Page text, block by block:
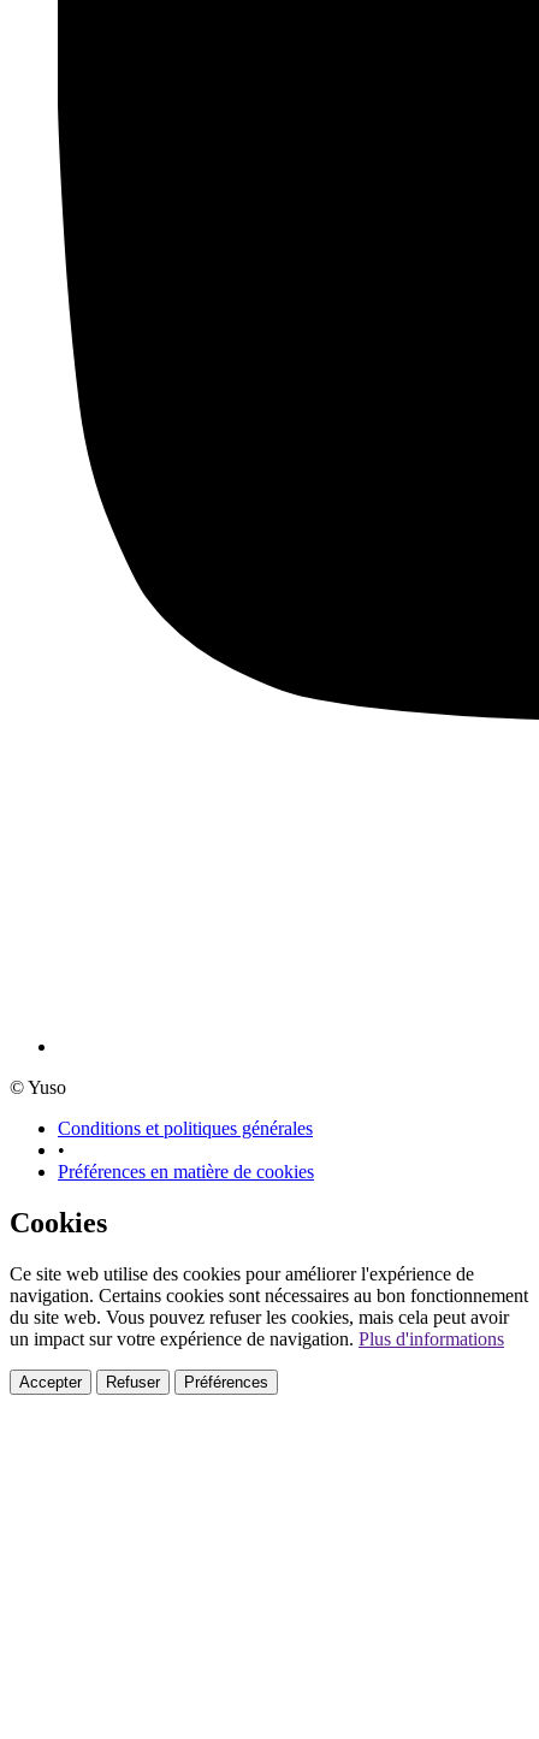
© Yuso
Conditions et politiques générales
•
Préférences en matière de cookies
Cookies
Ce site web utilise des cookies pour améliorer l'expérience de
navigation. Certains cookies sont nécessaires au bon fonctionnement
du site web. Vous pouvez refuser les cookies, mais cela peut avoir
un impact sur votre expérience de navigation. Plus d'informations
Accepter Refuser Préférences